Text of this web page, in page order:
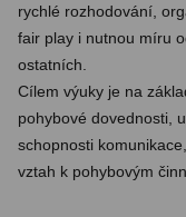
rychlé rozhodování,
fair play i nutnou míru
ostatních.
Cílem výuky je na
pohybové dovednosti,
schopnosti
vztah k pohybovým